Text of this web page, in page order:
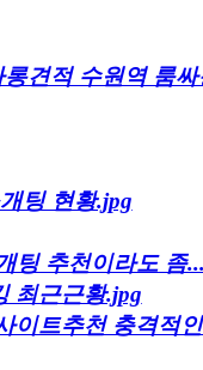
견적 수원역 룸싸
팅 현황.jpg
팅 추천이라도 좀...
최근근황.jpg
이트추천 충격적